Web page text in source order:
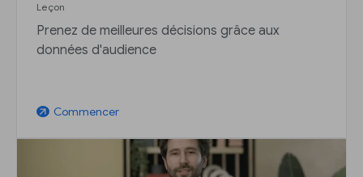
Leçon
Prenez de meilleures décisions grâce aux
données d'audience
arrow_outward Commencer